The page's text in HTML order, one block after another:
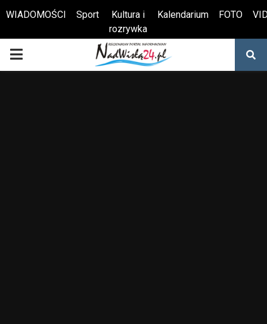
Otwórz pasek narzędzi
WIADOMOŚCI Sport
Kultura i
rozrywka
Kalendarium FOTO
PRIMARY